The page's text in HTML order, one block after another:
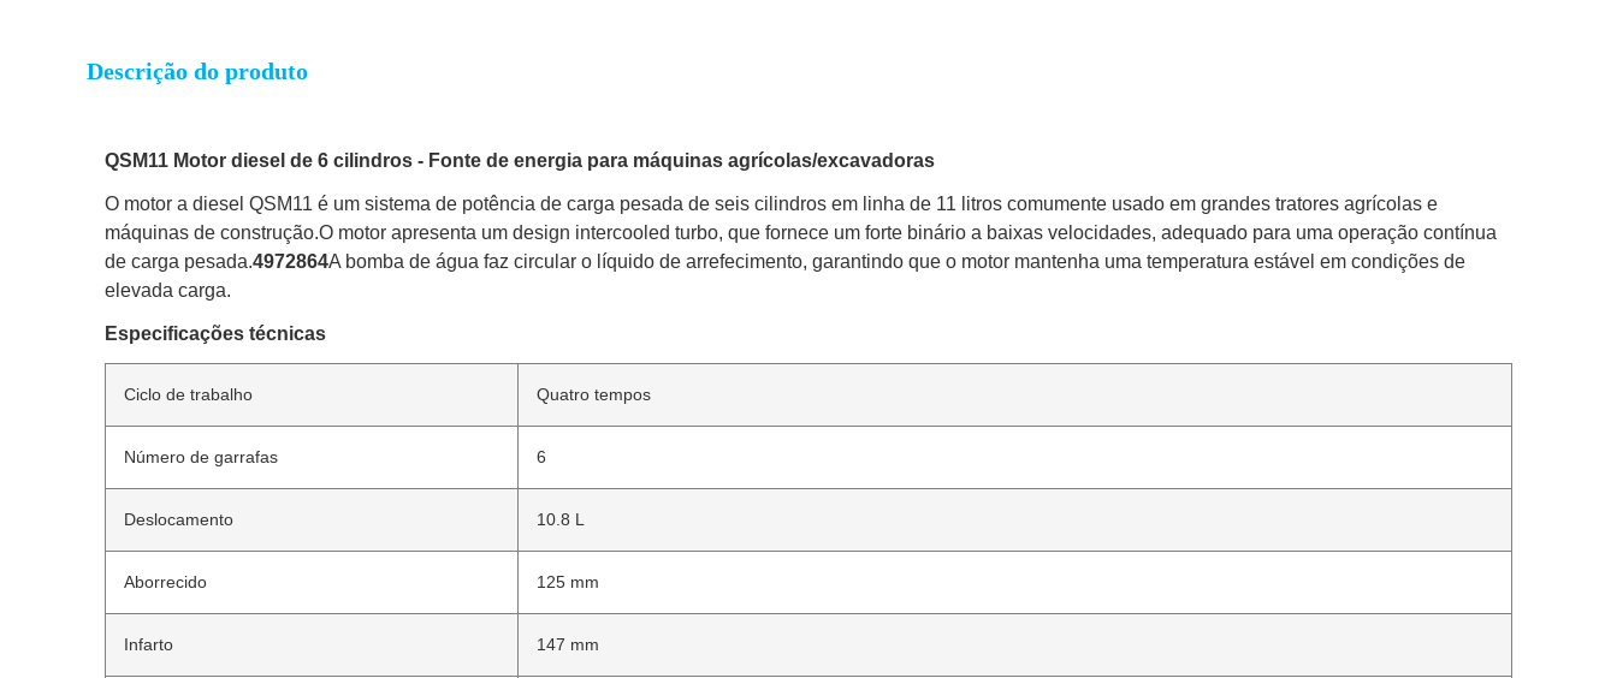
Descrição do produto
QSM11 Motor diesel de 6 cilindros - Fonte de energia para máquinas agrícolas/excavadoras
O motor a diesel QSM11 é um sistema de potência de carga pesada de seis cilindros em linha de 11 litros comumente usado em grandes tratores agrícolas e
máquinas de construção.O motor apresenta um design intercooled turbo, que fornece um forte binário a baixas velocidades, adequado para uma operação contínua
de carga pesada.4972864A bomba de água faz circular o líquido de arrefecimento, garantindo que o motor mantenha uma temperatura estável em condições de
elevada carga.
Especificações técnicas
Ciclo de trabalho Quatro tempos
Número de garrafas 6
Deslocamento 10.8 L
Aborrecido 125 mm
Infarto 147 mm